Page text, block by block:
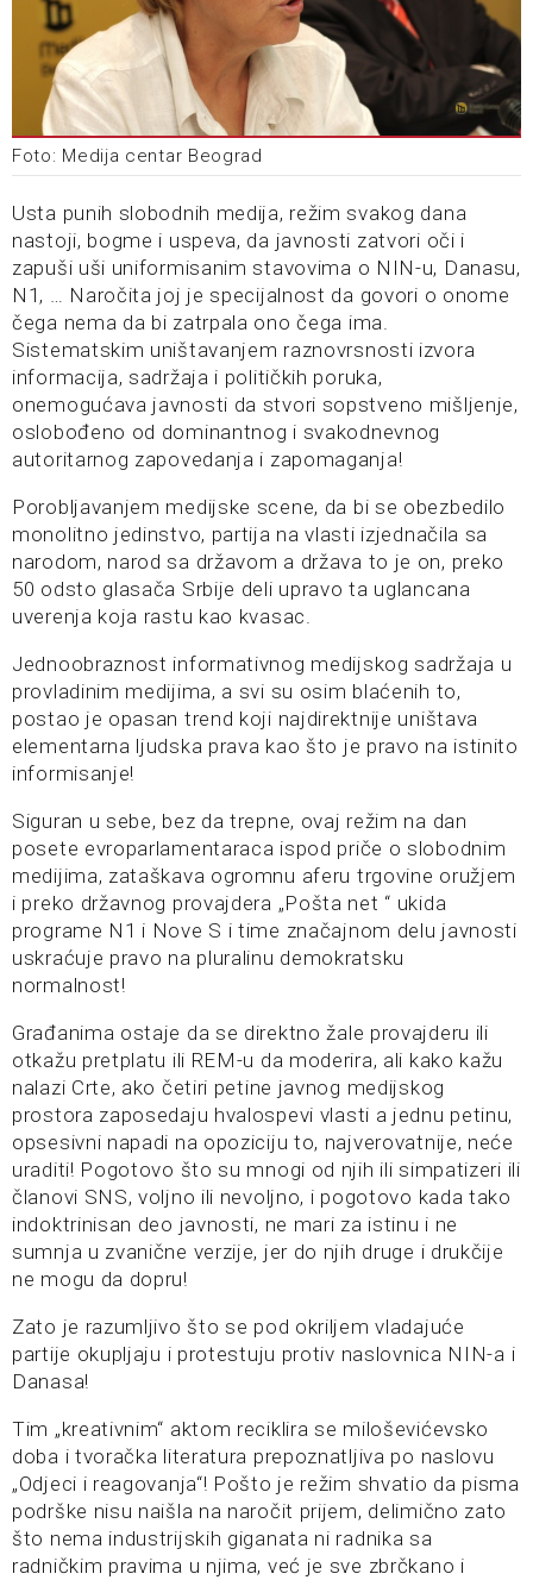
Foto: Medija centar Beograd
Usta punih slobodnih medija, režim svakog dana
nastoji, bogme i uspeva, da javnosti zatvori oči i
zapuši uši uniformisanim stavovima o NIN-u, Danasu,
N1, … Naročita joj je specijalnost da govori o onome
čega nema da bi zatrpala ono čega ima.
Sistematskim uništavanjem raznovrsnosti izvora
informacija, sadržaja i političkih poruka,
onemogućava javnosti da stvori sopstveno mišljenje,
oslobođeno od dominantnog i svakodnevnog
autoritarnog zapovedanja i zapomaganja!
Porobljavanjem medijske scene, da bi se obezbedilo
monolitno jedinstvo, partija na vlasti izjednačila sa
narodom, narod sa državom a država to je on, preko
50 odsto glasača Srbije deli upravo ta uglancana
uverenja koja rastu kao kvasac.
Jednoobraznost informativnog medijskog sadržaja u
provladinim medijima, a svi su osim blaćenih to,
postao je opasan trend koji najdirektnije uništava
elementarna ljudska prava kao što je pravo na istinito
informisanje!
Siguran u sebe, bez da trepne, ovaj režim na dan
posete evroparlamentaraca ispod priče o slobodnim
medijima, zataškava ogromnu aferu trgovine oružjem
i preko državnog provajdera „Pošta net “ ukida
programe N1 i Nove S i time značajnom delu javnosti
uskraćuje pravo na pluralinu demokratsku
normalnost!
Građanima ostaje da se direktno žale provajderu ili
otkažu pretplatu ili REM-u da moderira, ali kako kažu
nalazi Crte, ako četiri petine javnog medijskog
prostora zaposedaju hvalospevi vlasti a jednu petinu,
opsesivni napadi na opoziciju to, najverovatnije, neće
uraditi! Pogotovo što su mnogi od njih ili simpatizeri ili
članovi SNS, voljno ili nevoljno, i pogotovo kada tako
indoktrinisan deo javnosti, ne mari za istinu i ne
sumnja u zvanične verzije, jer do njih druge i drukčije
ne mogu da dopru!
Zato je razumljivo što se pod okriljem vladajuće
partije okupljaju i protestuju protiv naslovnica NIN-a i
Danasa!
Tim „kreativnim“ aktom reciklira se miloševićevsko
doba i tvoračka literatura prepoznatljiva po naslovu
„Odjeci i reagovanja“! Pošto je režim shvatio da pisma
podrške nisu naišla na naročit prijem, delimično zato
što nema industrijskih giganata ni radnika sa
radničkim pravima u njima, već je sve zbrčkano i